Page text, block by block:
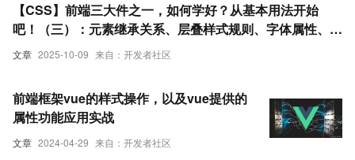
文章 2025-10-09 来自：开发者社区
【CSS】前端三大件之一，如何学好？从基本用法开始
吧！（三）：元素继承关系、层叠样式规则、字体属性、文
本属性；针对字体和文本作样式修改
文章 2024-04-29 来自：开发者社区
前端框架vue的样式操作，以及vue提供的
属性功能应用实战